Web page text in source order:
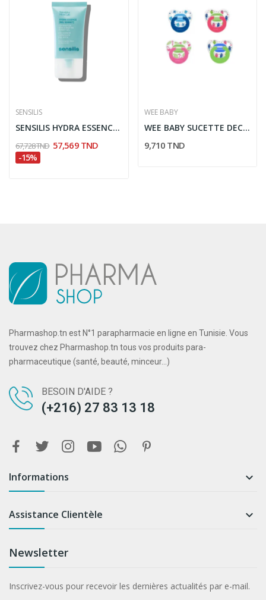
SENSILIS
SENSILIS HYDRA ESSENCE SORBET GEL 40ML
67,728 TND 57,569 TND
-15%
WEE BABY
WEE BABY SUCETTE DECOREE PROTECT 0-6M 374
9,710 TND
Pharmashop.tn est N°1 parapharmacie en ligne en Tunisie. Vous
trouvez chez Pharmashop.tn tous vos produits para-
pharmaceutique (santé, beauté, minceur...)
BESOIN D'AIDE ?
(+216) 27 83 13 18
Informations 
Assistance Clientèle 
Newsletter
Inscrivez-vous pour recevoir les dernières actualités par e-mail.